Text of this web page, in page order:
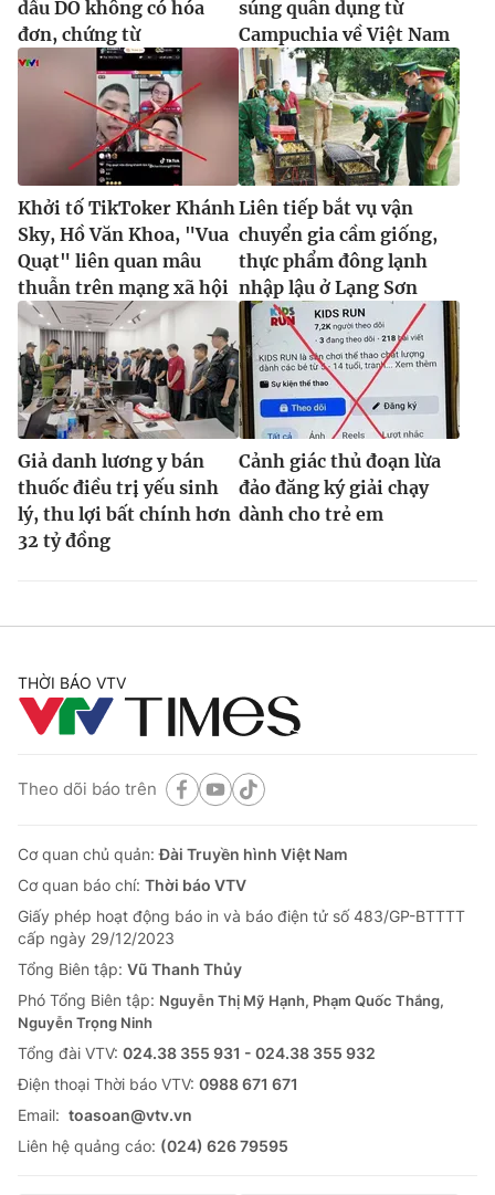
dầu DO không có hóa
đơn, chứng từ
súng quân dụng từ
Campuchia về Việt Nam
Khởi tố TikToker Khánh
Sky, Hồ Văn Khoa, "Vua
Quạt" liên quan mâu
thuẫn trên mạng xã hội
Liên tiếp bắt vụ vận
chuyển gia cầm giống,
thực phẩm đông lạnh
nhập lậu ở Lạng Sơn
Giả danh lương y bán
thuốc điều trị yếu sinh
lý, thu lợi bất chính hơn
32 tỷ đồng
Cảnh giác thủ đoạn lừa
đảo đăng ký giải chạy
dành cho trẻ em
THỜI BÁO VTV
Theo dõi báo trên
Cơ quan chủ quản:Đài Truyền hình Việt Nam
Cơ quan báo chí: Thời báo VTV
Giấy phép hoạt động báo in và báo điện tử số 483/GP-BTTTT
cấp ngày 29/12/2023
Tổng Biên tập: Vũ Thanh Thủy
Phó Tổng Biên tập: Nguyễn Thị Mỹ Hạnh, Phạm Quốc Thắng,
Nguyễn Trọng Ninh
Tổng đài VTV: 024.38 355 931 - 024.38 355 932
Ðiện thoại Thời báo VTV: 0988 671 671
Email: toasoan@vtv.vn
Liên hệ quảng cáo: (024) 626 79595